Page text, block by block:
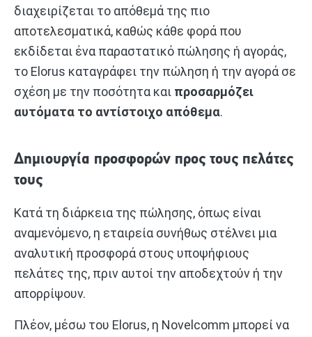
διαχειρίζεται το απόθεμά της πιο
αποτελεσματικά, καθώς κάθε φορά που
εκδίδεται ένα παραστατικό πώλησης ή αγοράς,
το Elorus καταγράφει την πώληση ή την αγορά σε
σχέση με την ποσότητα και προσαρμόζει
αυτόματα το αντίστοιχο απόθεμα.
Δημιουργία προσφορών προς τους πελάτες
τους
Κατά τη διάρκεια της πώλησης, όπως είναι
αναμενόμενο, η εταιρεία συνήθως στέλνει μια
αναλυτική προσφορά στους υποψήφιους
πελάτες της, πριν αυτοί την αποδεχτούν ή την
απορρίψουν.
Πλέον, μέσω του Elorus, η Novelcomm μπορεί να